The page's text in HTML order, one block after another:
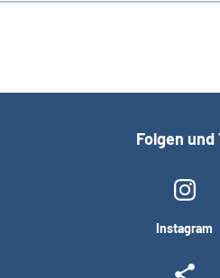
Folgen und
Instagram